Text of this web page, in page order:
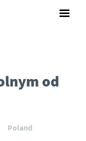
od
Poland